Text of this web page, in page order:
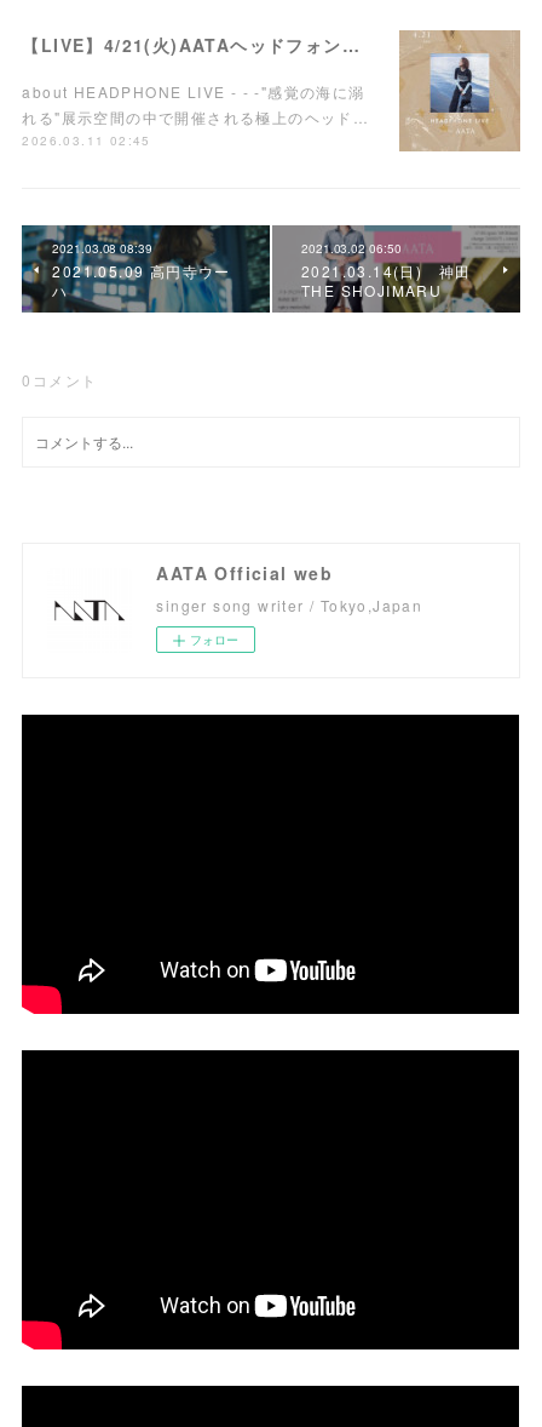
【LIVE】4/21(火)AATAヘッドフォンワンマンライブ開催！
about HEADPHONE LIVE - - -"感覚の海に溺
れる"展示空間の中で開催される極上のヘッド…
2026.03.11 02:45
2021.03.08 08:39
2021.05.09 高円寺ウー
ハ
2021.03.02 06:50
2021.03.14(日) 神田
THE SHOJIMARU
0 コメント
AATA Official web
singer song writer / Tokyo,Japan
フォロー